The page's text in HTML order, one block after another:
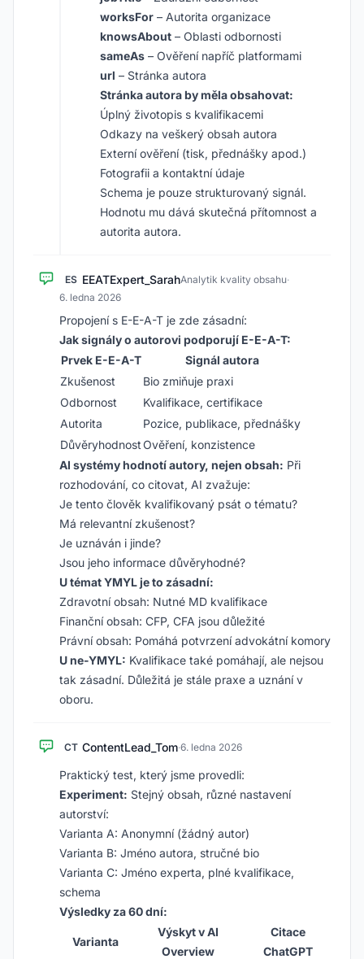
worksFor – Autorita organizace
knowsAbout – Oblasti odbornosti
sameAs – Ověření napříč platformami
url – Stránka autora
Stránka autora by měla obsahovat:
Úplný životopis s kvalifikacemi
Odkazy na veškerý obsah autora
Externí ověření (tisk, přednášky apod.)
Fotografii a kontaktní údaje
Schema je pouze strukturovaný signál.
Hodnotu mu dává skutečná přítomnost a
autorita autora.
ES EEATExpert_SarahAnalytik kvality obsahu·
6. ledna 2026
Propojení s E-E-A-T je zde zásadní:
Jak signály o autorovi podporují E-E-A-T:
Prvek E-E-A-T
Signál autora
Zkušenost
Bio zmiňuje praxi
Odbornost
Kvalifikace, certifikace
Autorita
Pozice, publikace, přednášky
DůvěryhodnostOvěření, konzistence
AI systémy hodnotí autory, nejen obsah: Při
rozhodování, co citovat, AI zvažuje:
Je tento člověk kvalifikovaný psát o tématu?
Má relevantní zkušenost?
Je uznáván i jinde?
Jsou jeho informace důvěryhodné?
U témat YMYL je to zásadní:
Zdravotní obsah: Nutné MD kvalifikace
Finanční obsah: CFP, CFA jsou důležité
Právní obsah: Pomáhá potvrzení advokátní komory
U ne-YMYL: Kvalifikace také pomáhají, ale nejsou
tak zásadní. Důležitá je stále praxe a uznání v
oboru.
CT ContentLead_Tom·6. ledna 2026
Praktický test, který jsme provedli:
Experiment: Stejný obsah, různé nastavení
autorství:
Varianta A: Anonymní (žádný autor)
Varianta B: Jméno autora, stručné bio
Varianta C: Jméno experta, plné kvalifikace,
schema
Výsledky za 60 dní:
Varianta
Výskyt v AI
Overview
Citace
ChatGPT